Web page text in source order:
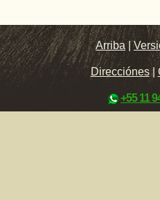
Arriba |
Direcciónes|
+55 11